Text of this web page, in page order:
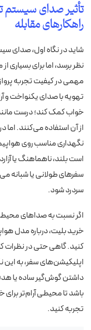
تأثیر صدای سیستم
راهکارهای مقابله
شاید در نگاه اول، صدای
نظر برسد، اما برای
مهمی در کیفیت تجربه
تهویه با صدای یکنواخت و
خواب کمک کند؛ درست
از آن استفاده می‌کنند. اما
نگهداری مناسب روی
است بلند، ناهماهنگ یا
سفرهای طولانی یا شبانه
سردرد شود.
اگر نسبت به صداهای
خرید بلیت، درباره مدل
کنید. گاهی حتی در نظرات
اپلیکیشن‌های سفر، به
داشتن گوش‌گیر ساده یا
باشد تا محیطی آرام‌تر
تجربه کنید.